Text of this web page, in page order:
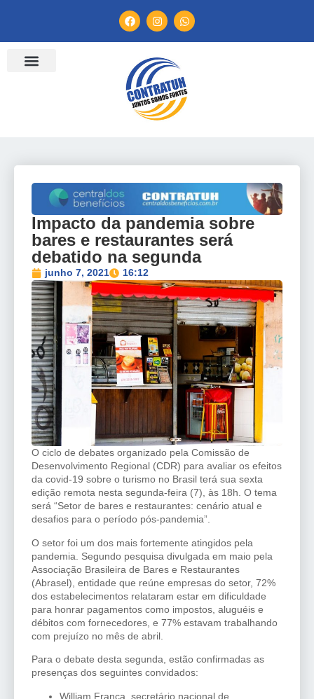
Impacto da pandemia sobre
bares e restaurantes será
debatido na segunda
junho 7, 2021 16:12
O ciclo de debates organizado pela Comissão de
Desenvolvimento Regional (CDR) para avaliar os efeitos
da covid-19 sobre o turismo no Brasil terá sua sexta
edição remota nesta segunda-feira (7), às 18h. O tema
será “Setor de bares e restaurantes: cenário atual e
desafios para o período pós-pandemia”.
O setor foi um dos mais fortemente atingidos pela
pandemia. Segundo pesquisa divulgada em maio pela
Associação Brasileira de Bares e Restaurantes
(Abrasel), entidade que reúne empresas do setor, 72%
dos estabelecimentos relataram estar em dificuldade
para honrar pagamentos como impostos, aluguéis e
débitos com fornecedores, e 77% estavam trabalhando
com prejuízo no mês de abril.
Para o debate desta segunda, estão confirmadas as
presenças dos seguintes convidados:
William França, secretário nacional de